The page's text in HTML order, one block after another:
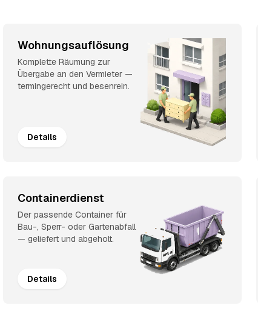
Wohnungsauflösung
Komplette Räumung zur
Übergabe an den Vermieter —
termingerecht und besenrein.
Details
Containerdienst
Der passende Container für
Bau-, Sperr- oder Gartenabfall
— geliefert und abgeholt.
Details